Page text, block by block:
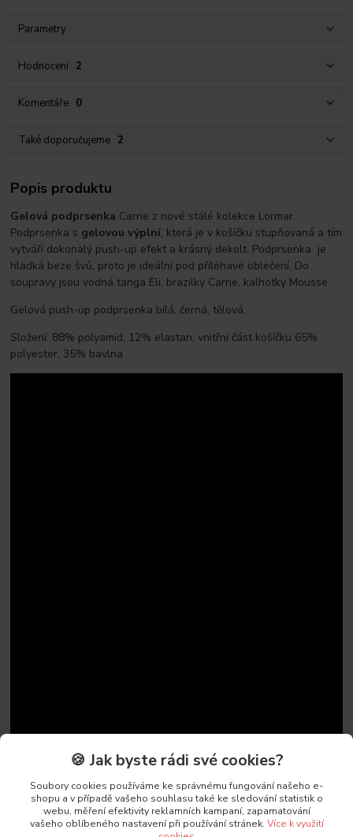
Parametry
Hodnocení 2
Komentáře 0
Také doporučujeme 2
Popis produktu
Gelová podprsenka Carrie z nové stálé kolekce Lormar.
Podprsenka s gelovou výplní, která je v košíčku stupňovaná a tím
vytváří dokonalý push-up efekt a krásný dekolt. Podprsenka je
hladká beze švů, proto je ideální pod přiléhavé oblečení. Do
soupravy jsou vodná tanga Eli, brazilky Carrie, kalhotky Mousse.
Gelová push-up podprsenka bílá, černá, tělová.
Složení: 88% polyamid, 12% elastan, vnitřní část košíčku 65%
polyester, 35% bavlna
🍪 Jak byste rádi své cookies?
Soubory cookies používáme ke správnému fungování našeho e-
shopu a v případě vašeho souhlasu také ke sledování statistik o
webu, měření efektivity reklamních kampaní, zapamatování
vašeho oblíbeného nastavení při používání stránek. Více k využití